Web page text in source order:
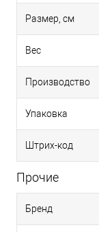
Размер, см
Вес
Производство
Упаковка
Штрих-код
Прочие
Бренд